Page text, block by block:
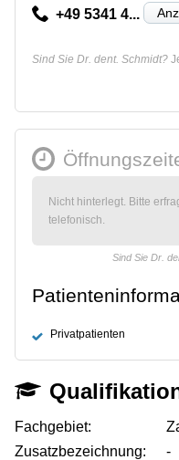
+49 5341 4...
Sind Sie Dr. dent. Schmidt?
Nicht hinterlegt. Bitte
telefonisch.
Sind Sie Dr.
Privatpatienten
Fachgebiet:
Zusatzbezeichnung:
-